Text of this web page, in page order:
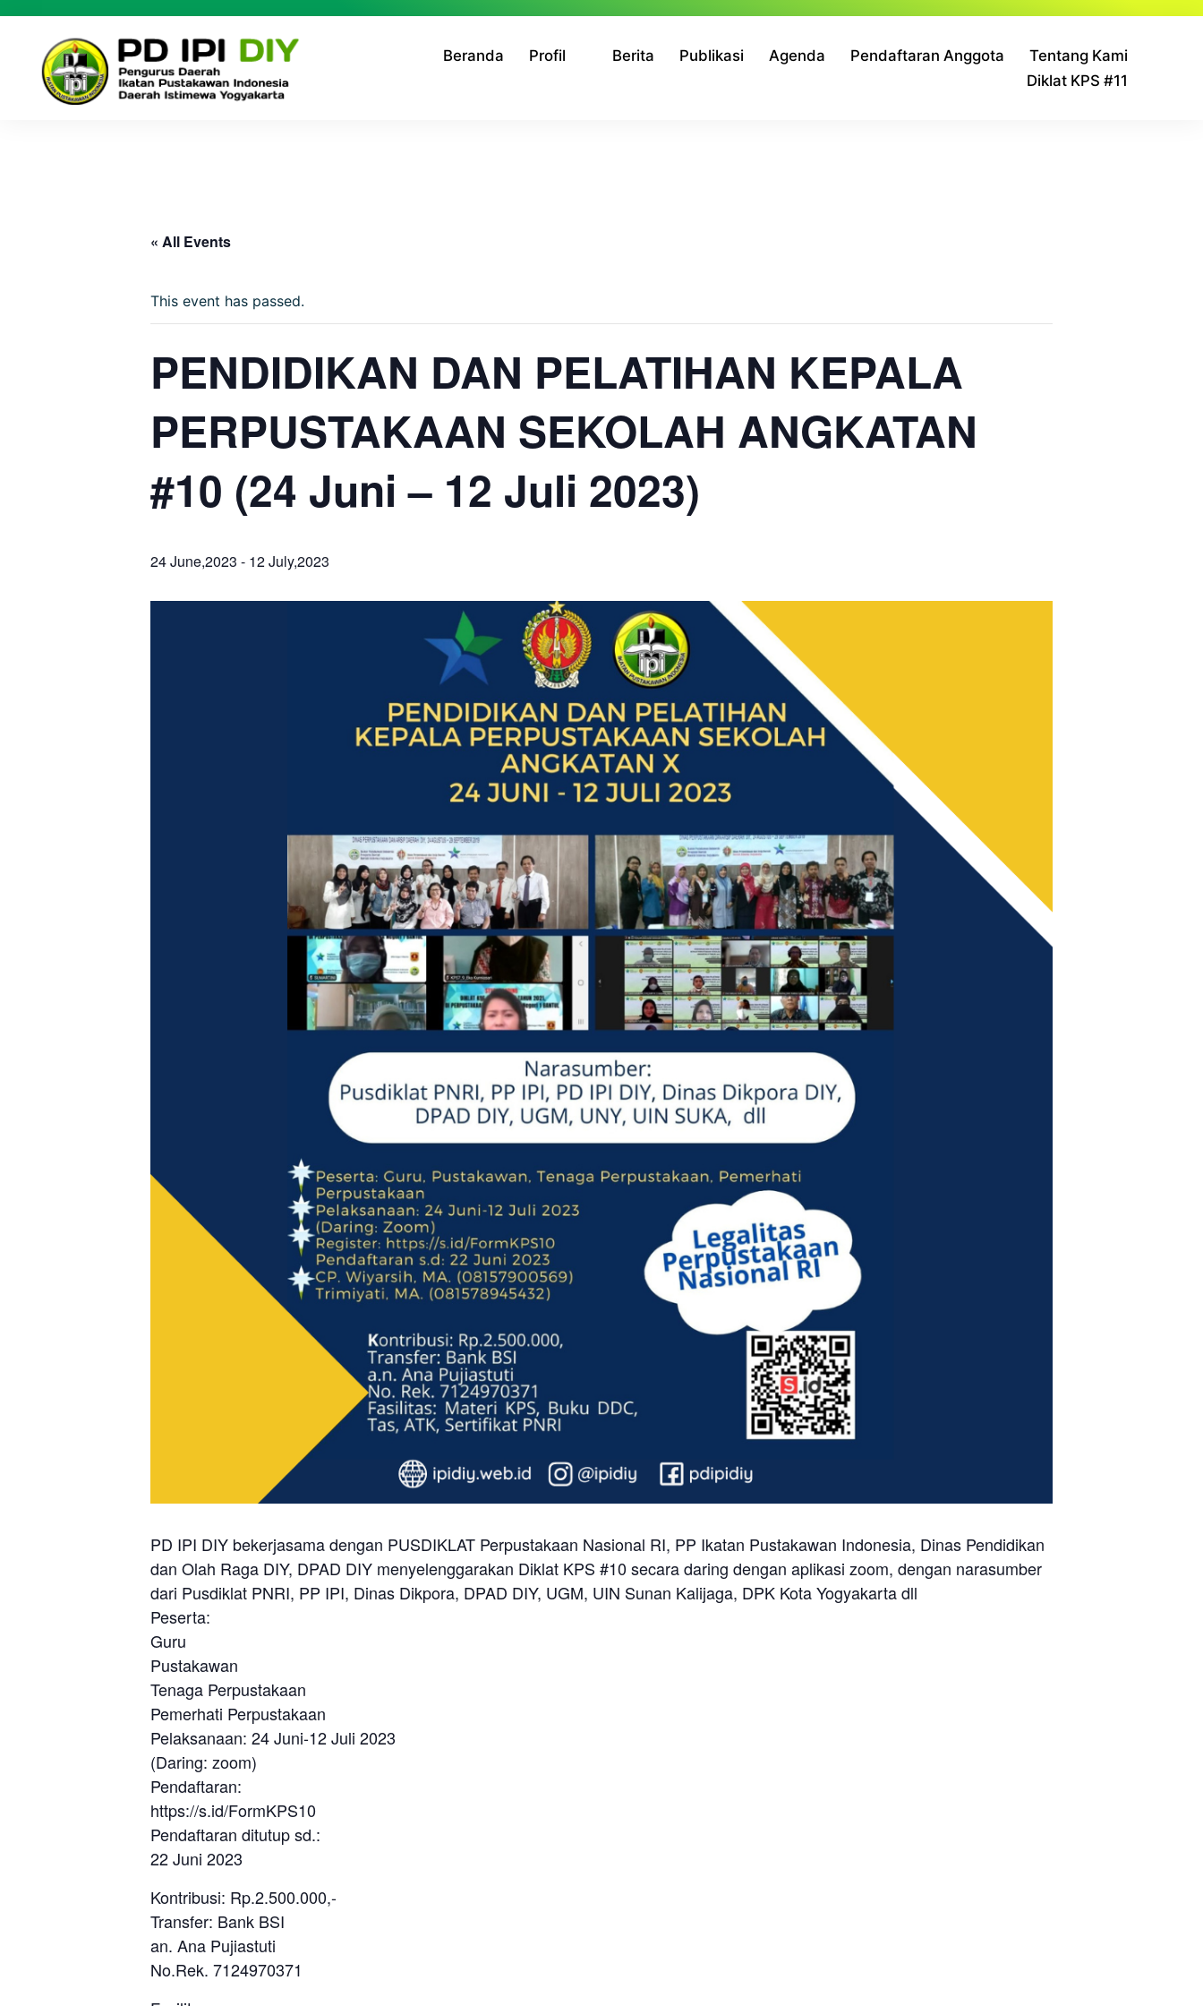
Beranda Profil Berita Publikasi Agenda Pendaftaran Anggota
Tentang Kami
Diklat KPS #11
« All Events
This event has passed.
PENDIDIKAN DAN PELATIHAN KEPALA
PERPUSTAKAAN SEKOLAH ANGKATAN
#10 (24 Juni – 12 Juli 2023)
24 June,2023 - 12 July,2023
PD IPI DIY bekerjasama dengan PUSDIKLAT Perpustakaan Nasional RI, PP Ikatan Pustakawan Indonesia, Dinas Pendidikan
dan Olah Raga DIY, DPAD DIY menyelenggarakan Diklat KPS #10 secara daring dengan aplikasi zoom, dengan narasumber
dari Pusdiklat PNRI, PP IPI, Dinas Dikpora, DPAD DIY, UGM, UIN Sunan Kalijaga, DPK Kota Yogyakarta dll
Peserta:
Guru
Pustakawan
Tenaga Perpustakaan
Pemerhati Perpustakaan
Pelaksanaan: 24 Juni-12 Juli 2023
(Daring: zoom)
Pendaftaran:
https://s.id/FormKPS10
Pendaftaran ditutup sd.:
22 Juni 2023
Kontribusi: Rp.2.500.000,-
Transfer: Bank BSI
an. Ana Pujiastuti
No.Rek. 7124970371